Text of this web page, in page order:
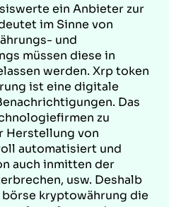
ein Anbieter zur
im Sinne von
und
müssen diese in
werden. Xrp token
ist eine digitale
Das
zu
Herstellung von
automatisiert und
auch inmitten der
usw. Deshalb
kryptowährung die